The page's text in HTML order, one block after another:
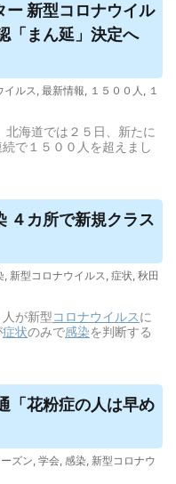
ー 新型コロナウイル
「まん延」決定へ
イルス, 最新情報, １５００人 , １
北海道では２５日、新たに
で１５００人を超えまし
４カ所で新規クラス
, 新型コロナウイルス, 症状, 秋田
が新型コロナウイルスに
症状のみで感染を判断する
「花粉症の人は早め
ズン, 学会, 感染, 新型コロナウ